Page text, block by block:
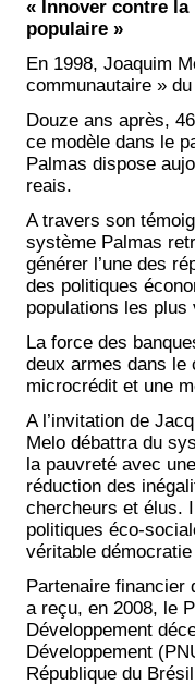
« Innover contre la
populaire »
En 1998, Joaquim
communautaire »
Douze ans après,
ce modèle dans le
Palmas dispose
reais.
A travers son
système Palmas
générer l’une des
des politiques
populations les plus
La force des
deux armes dans le
microcrédit et une
A l’invitation de
Melo débattra du
la pauvreté avec
réduction des
chercheurs et élus.
politiques éco-
véritable
Partenaire financier
a reçu, en 2008, le
Développement
Développement
République du